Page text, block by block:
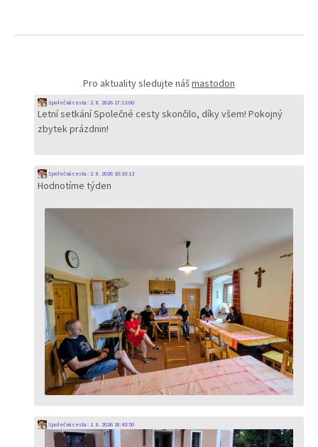
Pro aktuality sledujte nášmastodon
Společná cesta: 2. 8. 2026 17:13:00
Letní setkání Společné cesty skončilo, díky všem! Pokojný
zbytek prázdnin!
Společná cesta: 2. 8. 2026 10:10:13
Hodnotíme týden
Společná cesta: 1. 8. 2026 18:43:50